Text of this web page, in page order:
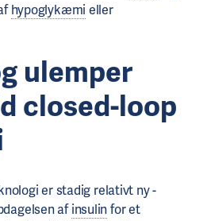
hypoglykæmi eller
ulemper
closed-loop
er stadig relativt ny -
af insulinfor et